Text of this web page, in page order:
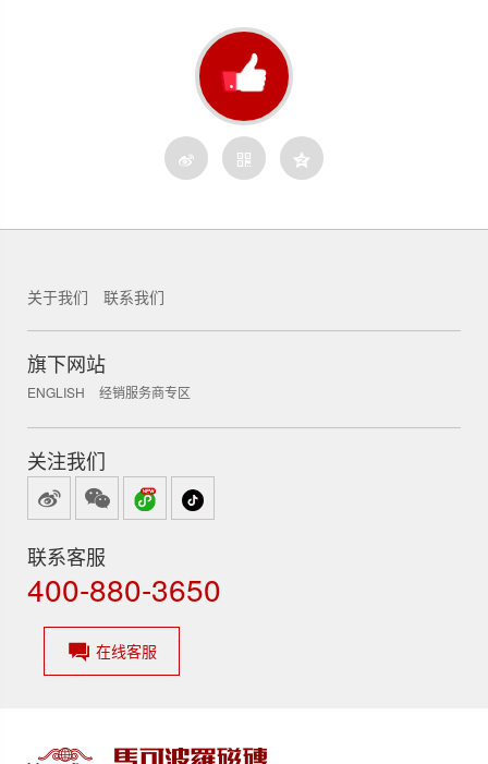
关于我们 联系我们
旗下网站
ENGLISH 经销服务商专区
关注我们
联系客服
400-880-3650
在线客服